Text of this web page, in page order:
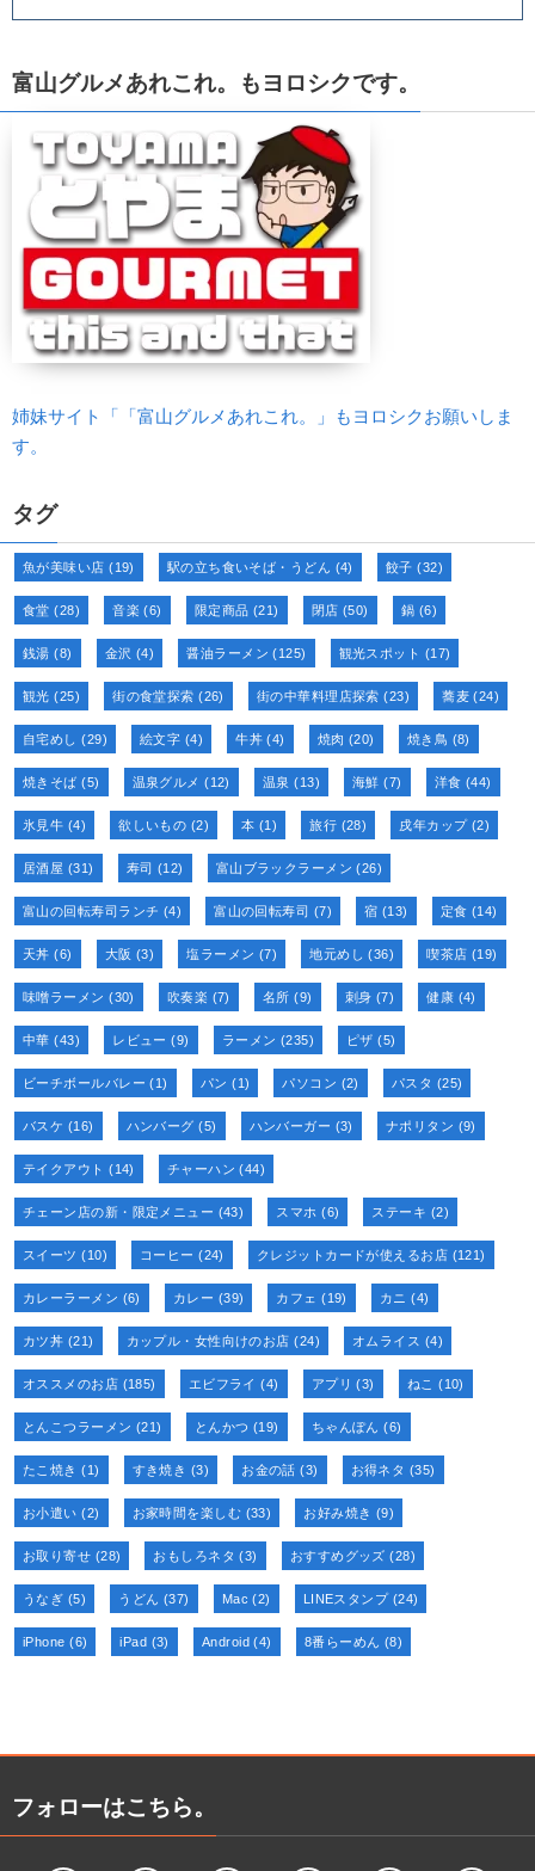
富山グルメあれこれ。もヨロシクです。
姉妹サイト「「富山グルメあれこれ。」もヨロシクお願いしま
す。
タグ
魚が美味い店 (19) 駅の立ち食いそば・うどん (4) 餃子 (32)
食堂 (28) 音楽 (6) 限定商品 (21) 閉店 (50) 鍋 (6)
銭湯 (8) 金沢 (4) 醤油ラーメン (125) 観光スポット (17)
観光 (25) 街の食堂探索 (26) 街の中華料理店探索 (23) 蕎麦 (24)
自宅めし (29) 絵文字 (4) 牛丼(4) 焼肉 (20) 焼き鳥 (8)
焼きそば (5) 温泉グルメ (12) 温泉 (13) 海鮮 (7) 洋食 (44)
氷見牛 (4) 欲しいもの (2) 本 (1) 旅行 (28) 戌年カップ (2)
居酒屋 (31) 寿司 (12) 富山ブラックラーメン (26)
富山の回転寿司ランチ (4) 富山の回転寿司 (7) 宿 (13) 定食 (14)
天丼 (6) 大阪 (3) 塩ラーメン (7) 地元めし (36) 喫茶店 (19)
味噌ラーメン (30) 吹奏楽 (7) 名所 (9) 刺身 (7) 健康 (4)
中華 (43) レビュー (9) ラーメン (235) ピザ (5)
ビーチボールバレー (1) パン (1) パソコン (2) パスタ (25)
バスケ (16) ハンバーグ (5) ハンバーガー (3) ナポリタン (9)
テイクアウト (14) チャーハン (44)
チェーン店の新・限定メニュー (43) スマホ (6) ステーキ (2)
スイーツ (10) コーヒー (24) クレジットカードが使えるお店 (121)
カレーラーメン (6) カレー (39) カフェ (19) カニ (4)
カツ丼 (21) カップル・女性向けのお店 (24) オムライス (4)
オススメのお店 (185) エビフライ (4) アプリ (3) ねこ (10)
とんこつラーメン (21) とんかつ (19) ちゃんぽん (6)
たこ焼き (1) すき焼き (3) お金の話 (3) お得ネタ (35)
お小遣い (2) お家時間を楽しむ (33) お好み焼き (9)
お取り寄せ (28) おもしろネタ (3) おすすめグッズ (28)
うなぎ (5) うどん (37) Mac (2) LINEスタンプ (24)
iPhone (6) iPad (3) Android (4) 8番らーめん (8)
フォローはこちら。